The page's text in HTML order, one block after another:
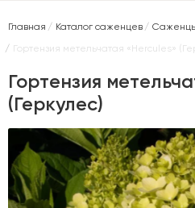
Главная Каталог саженцев
Саженцы
Гортензия метельчатая «Hercules»
Гортензия
(Геркулес)